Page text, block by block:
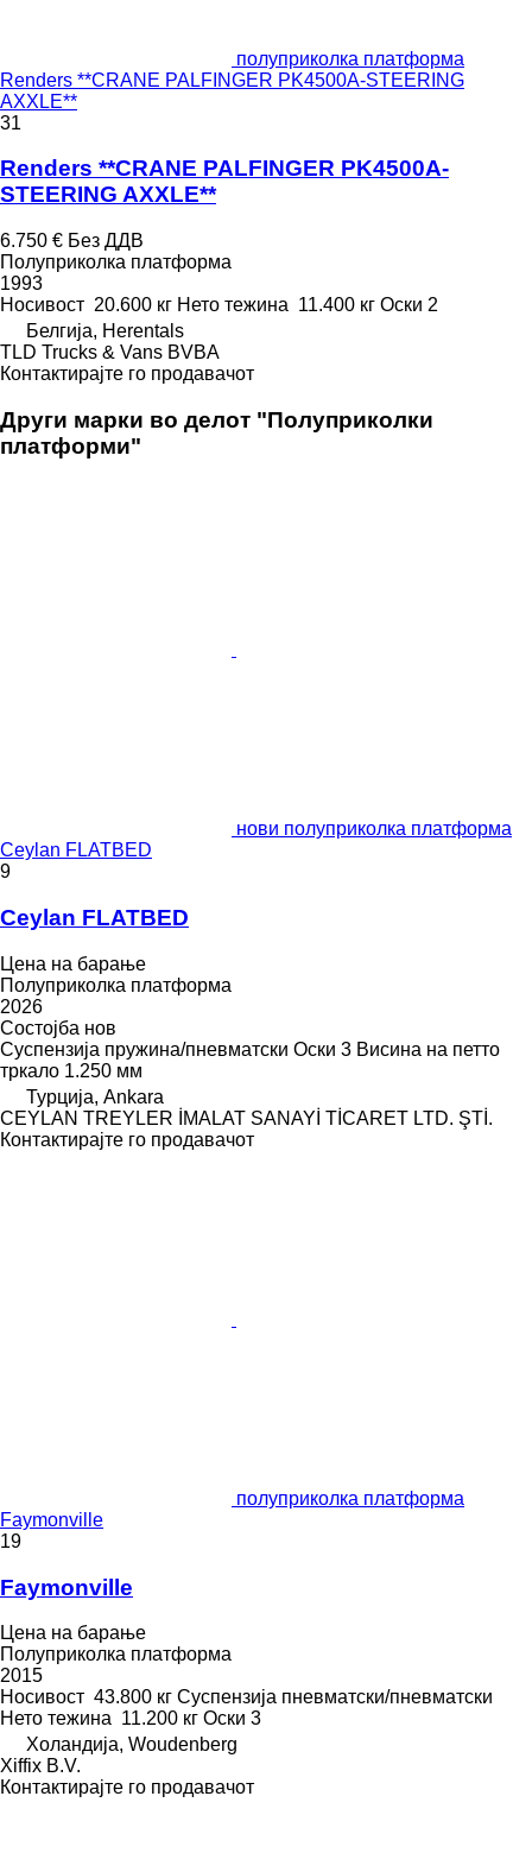
полуприколка платформа
Renders **CRANE PALFINGER PK4500A-STEERING
AXXLE**
31
Renders **CRANE PALFINGER PK4500A-
STEERING AXXLE**
6.750 € Без ДДВ
Полуприколка платформа
1993
Носивост 20.600 кг Нето тежина 11.400 кг Оски 2
Белгија, Herentals
TLD Trucks & Vans BVBA
Контактирајте го продавачот
Други марки во делот "Полуприколки
платформи"
нови полуприколка платформа
Ceylan FLATBED
9
Ceylan FLATBED
Цена на барање
Полуприколка платформа
2026
Состојба нов
Суспензија пружина/пневматски Оски 3 Висина на петто
тркало 1.250 мм
Турција, Ankara
CEYLAN TREYLER İMALAT SANAYİ TİCARET LTD. ŞTİ.
Контактирајте го продавачот
полуприколка платформа
Faymonville
19
Faymonville
Цена на барање
Полуприколка платформа
2015
Носивост 43.800 кг Суспензија пневматски/пневматски
Нето тежина 11.200 кг Оски 3
Холандија, Woudenberg
Xiffix B.V.
Контактирајте го продавачот